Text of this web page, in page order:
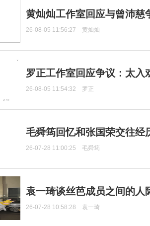
黄灿灿工作室回应与曾沛慈
26-08-05 11:56:27 黄灿灿
罗正工作室回应争议：太入
26-08-05 11:54:32 罗正
毛舜筠回忆和张国荣交往经
26-07-28 11:00:25 毛舜筠
袁一琦谈丝芭成员之间的人
26-07-28 10:58:28 袁一琦